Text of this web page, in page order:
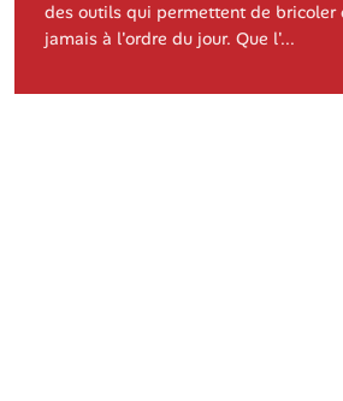
des outils qui permettent de bricoler
jamais à l'ordre du jour. Que l'...